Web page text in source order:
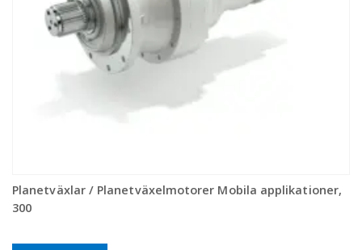
Planetväxlar / Planetväxelmotorer Mobila applikationer,
300